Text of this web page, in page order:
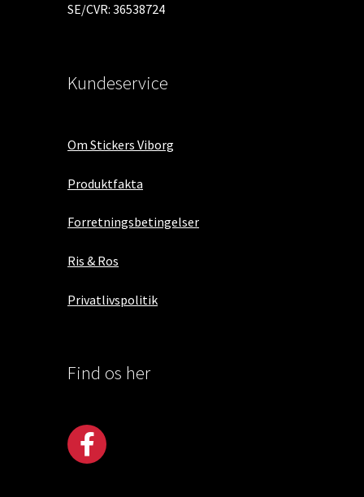
SE/CVR: 36538724
Kundeservice
Om Stickers Viborg
Produktfakta
Forretningsbetingelser
Ris & Ros
Privatlivspolitik
Find os her